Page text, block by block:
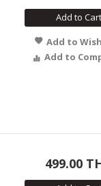
Add to Cart
Add to
Add to
499.00